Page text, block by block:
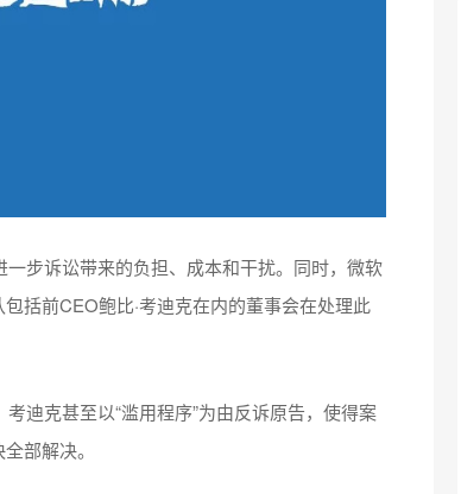
步诉讼带来的负担、成本和干扰。同时，微软
括前CEO鲍比·考迪克在内的董事会在处理此
迪克甚至以“滥用程序”为由反诉原告，使得案
部解决。